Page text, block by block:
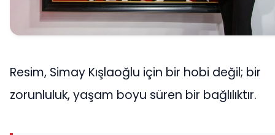
Resim, Simay Kışlaoğlu için bir hobi değil; bir
zorunluluk, yaşam boyu süren bir bağlılıktır.